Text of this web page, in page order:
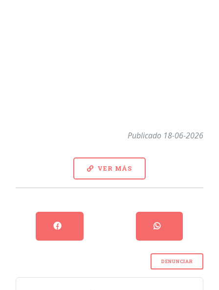
Publicado 18-06-2026
VER MÁS
DENUNCIAR